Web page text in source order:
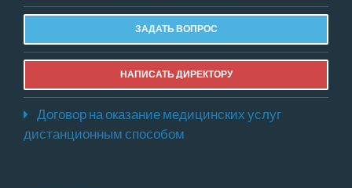
ЗАДАТЬ ВОПРОС
НАПИСАТЬ ДИРЕКТОРУ
Договор на оказание медицинских услуг
дистанционным способом